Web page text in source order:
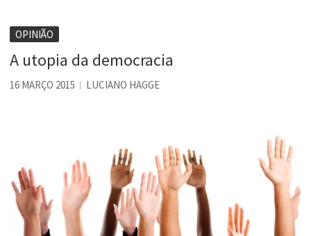
Voto obrigatório é correto?
Se queres salvar o mundo, o veganismo não é a resposta
Tem que filmar isso daí
OPINIÃO
A utopia da democracia
16 MARÇO 2015 LUCIANO HAGGE